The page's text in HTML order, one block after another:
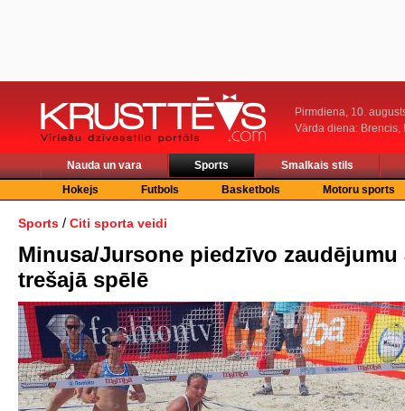
Pirmdiena, 10.
Vārda diena: Brencis,
Nauda un vara Sports
Smalkais stils
Hokejs
Futbols Basketbols Motoru sports
Sports / Citi sporta veidi
Minusa/Jursone piedzīvo zaudējumu
trešajā spēlē